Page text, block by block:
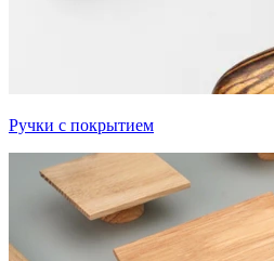
Ручки с покрытием